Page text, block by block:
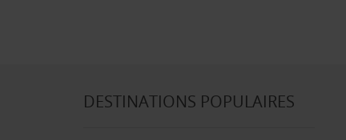
DESTINATIONS POPULAIRES